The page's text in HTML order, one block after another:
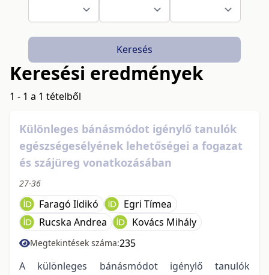
Keresés
Keresési eredmények
1 - 1 a 1 tételből
Különleges bánásmódot igénylő tanulók
egészségesélyének lehetőségei a fogazat
és szájüreg vonatkozásában
27-36
Faragó Ildikó
Egri Tímea
Rucska Andrea
Kovács Mihály
Megtekintések száma:235
A különleges bánásmódot igénylő tanulók